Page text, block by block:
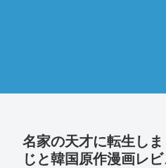
名家の天才に転生し
じと韓国原作漫画レ